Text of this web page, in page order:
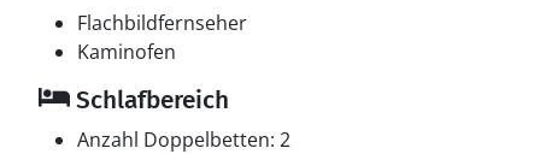
Flachbildfernseher
Kaminofen
Schlafbereich
Anzahl Doppelbetten: 2